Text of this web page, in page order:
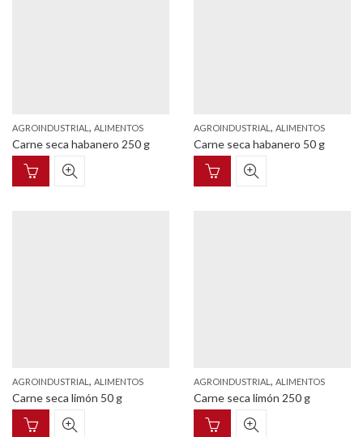
AGROINDUSTRIAL , ALIMENTOS
Carne seca habanero 250 g
AGROINDUSTRIAL , ALIMENTOS
Carne seca habanero 50 g
AGROINDUSTRIAL , ALIMENTOS
Carne seca limón 50 g
AGROINDUSTRIAL , ALIMENTOS
Carne seca limón 250 g